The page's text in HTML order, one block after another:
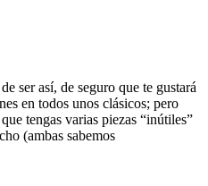
ser así, de seguro que te gustará
en todos unos clásicos; pero
tengas varias piezas “inútiles”
(ambas sabemos